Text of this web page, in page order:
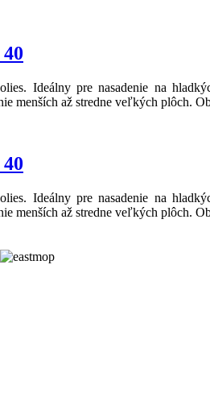
Ideálny pre nasadenie na
menších až stredne veľkých plôch.
Ideálny pre nasadenie na
menších až stredne veľkých plôch.